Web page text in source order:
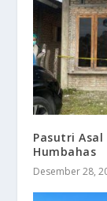
Pasutri Asal
Humbahas
Desember 28,